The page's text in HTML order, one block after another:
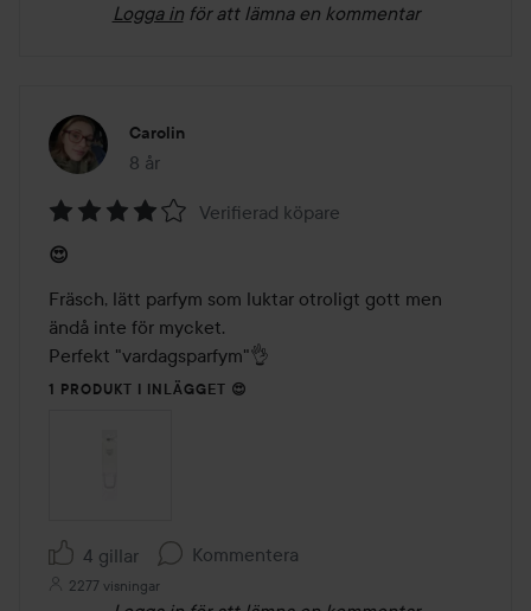
Logga in för att lämna en kommentar
Carolin
8 år
Inlägget skapades 8 år
4
av
5
Verifierad köpare
😍
Fräsch, lätt parfym som luktar otroligt gott men
ändå inte för mycket.
Perfekt "vardagsparfym"👌
1 PRODUKT I INLÄGGET 😍
4 gillar Kommentera
2277 visningar